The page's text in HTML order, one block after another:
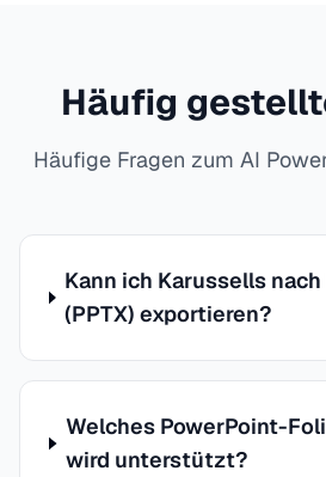
Häufig
Häufige Fragen zum AI
Kann ich Karussells
(PPTX) exportieren?
Welches PowerPoint-
wird unterstützt?